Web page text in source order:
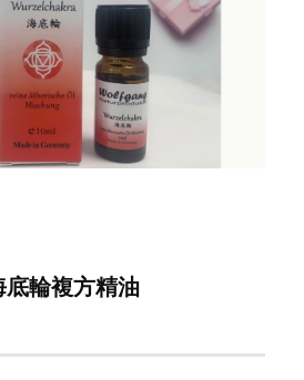
底輪複方精油